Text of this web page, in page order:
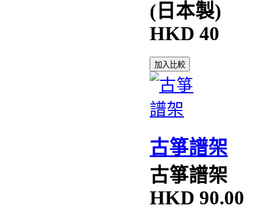
(日本製)
HKD 40
加入比較
古箏譜架
古箏譜架
HKD 90.00